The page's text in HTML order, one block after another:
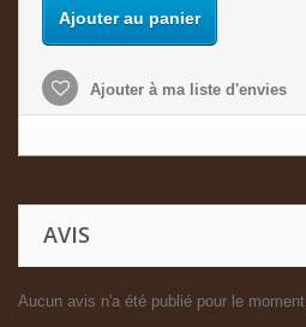
Ajouter au panier
Ajouter à ma liste d'envies
AVIS
Aucun avis n'a été publié pour le moment.